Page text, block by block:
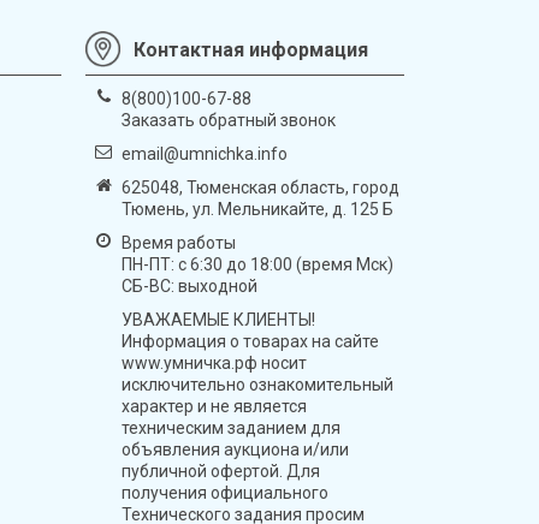
Контактная информация
8(800)100-67-88
Заказать обратный звонок
email@umnichka.info
625048, Тюменская область, город
Тюмень, ул. Мельникайте, д. 125 Б
Время работы
ПН-ПТ: с 6:30 до 18:00 (время Мск)
СБ-ВС: выходной
УВАЖАЕМЫЕ КЛИЕНТЫ!
Информация о товарах на сайте
www.умничка.рф носит
исключительно ознакомительный
характер и не является
техническим заданием для
объявления аукциона и/или
публичной офертой. Для
получения официального
Технического задания просим